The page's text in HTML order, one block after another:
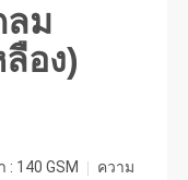
ลม
อง)
: 140 GSM
ความ